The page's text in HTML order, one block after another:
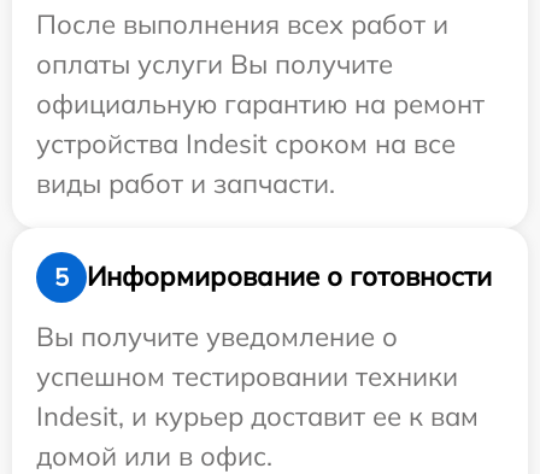
После выполнения всех работ и
оплаты услуги Вы получите
официальную гарантию на ремонт
устройства Indesit сроком на все
виды работ и запчасти.
5
Информирование о готовности
Вы получите уведомление о
успешном тестировании техники
Indesit, и курьер доставит ее к вам
домой или в офис.